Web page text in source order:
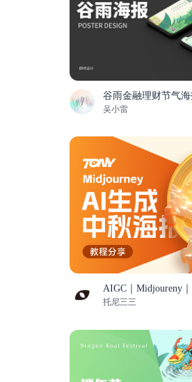
谷雨金融理财节气海
吴小雷
AIGC｜Midjoureny
托尼三三